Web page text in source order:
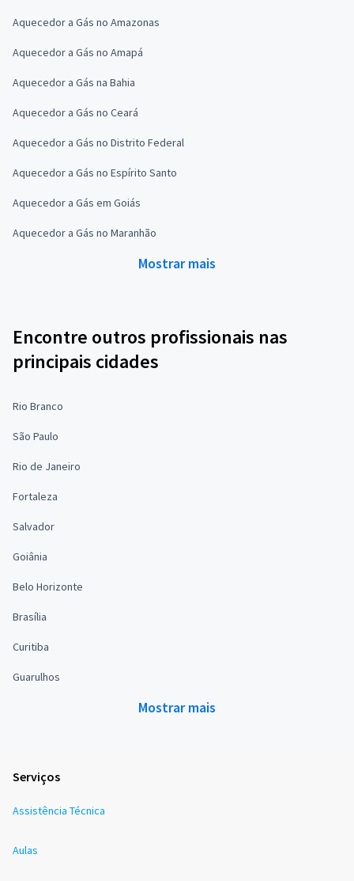
Aquecedor a Gás no Amazonas
Aquecedor a Gás no Amapá
Aquecedor a Gás na Bahia
Aquecedor a Gás no Ceará
Aquecedor a Gás no Distrito Federal
Aquecedor a Gás no Espírito Santo
Aquecedor a Gás em Goiás
Aquecedor a Gás no Maranhão
Mostrar mais
Encontre outros profissionais nas
principais cidades
Rio Branco
São Paulo
Rio de Janeiro
Fortaleza
Salvador
Goiânia
Belo Horizonte
Brasília
Curitiba
Guarulhos
Mostrar mais
Serviços
Assistência Técnica
Aulas